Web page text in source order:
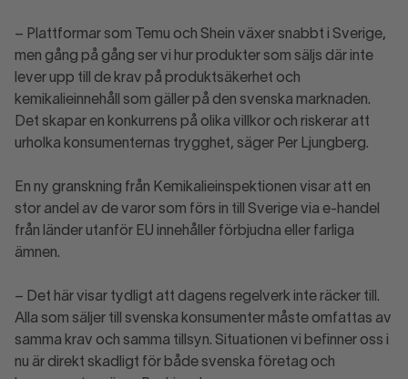
– Plattformar som Temu och Shein växer snabbt i Sverige,
men gång på gång ser vi hur produkter som säljs där inte
lever upp till de krav på produktsäkerhet och
kemikalieinnehåll som gäller på den svenska marknaden.
Det skapar en konkurrens på olika villkor och riskerar att
urholka konsumenternas trygghet, säger Per Ljungberg.
En ny granskning från Kemikalieinspektionen visar att en
stor andel av de varor som förs in till Sverige via e-handel
från länder utanför EU innehåller förbjudna eller farliga
ämnen.
– Det här visar tydligt att dagens regelverk inte räcker till.
Alla som säljer till svenska konsumenter måste omfattas av
samma krav och samma tillsyn. Situationen vi befinner oss i
nu är direkt skadligt för både svenska företag och